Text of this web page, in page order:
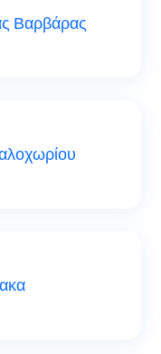
Βαρβάρας